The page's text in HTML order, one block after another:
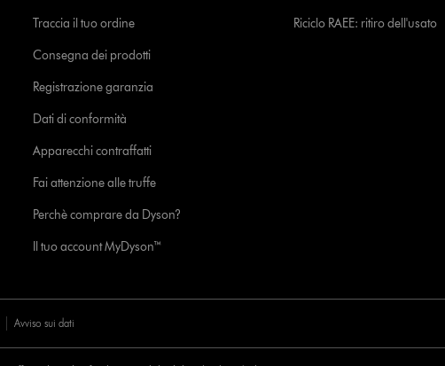
Traccia il tuo ordine
Consegna dei prodotti
Registrazione garanzia
Dati di conformità
Apparecchi contraffatti
Fai attenzione alle truffe
Perchè comprare da Dyson?
Il tuo account MyDyson™
Riciclo RAEE: ritiro dell'usato
Avviso sui dati